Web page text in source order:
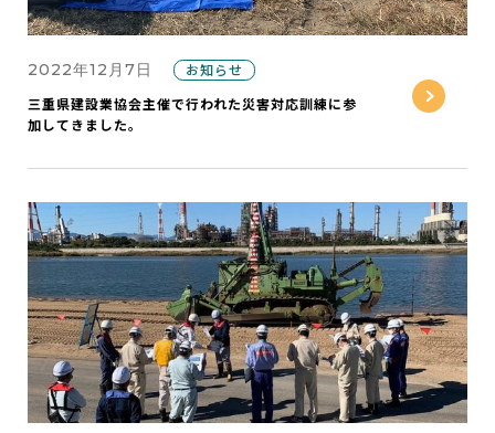
2022年12月7日
お知らせ
三重県建設業協会主催で行われた災害対応訓練に参
加してきました。